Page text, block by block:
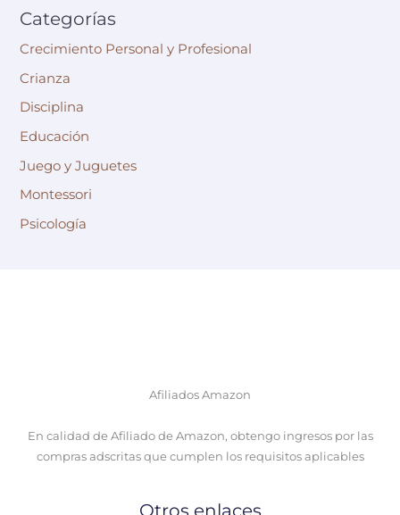
Categorías
Crecimiento Personal y Profesional
Crianza
Disciplina
Educación
Juego y Juguetes
Montessori
Psicología
Afiliados Amazon
En calidad de Afiliado de Amazon, obtengo ingresos por las
compras adscritas que cumplen los requisitos aplicables